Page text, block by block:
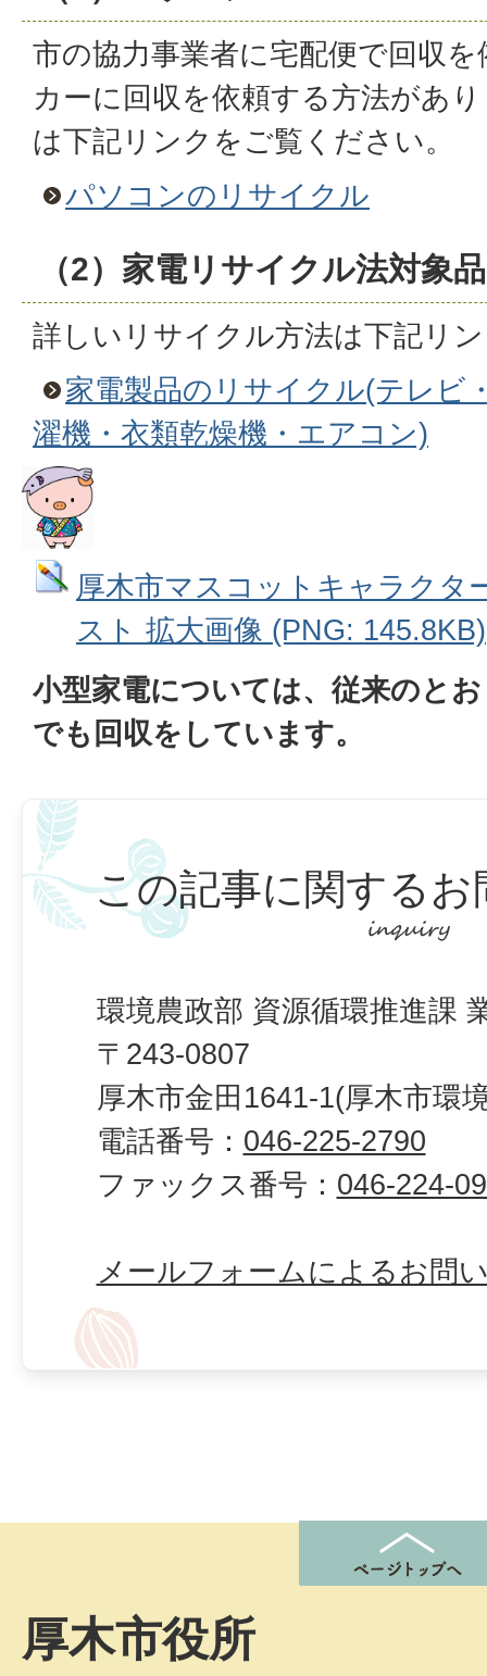
市の協力事業者に宅配便で回収
カーに回収を依頼する方法があ
は下記リンクをご覧ください。
パソコンのリサイクル
（2）家電リサイクル法対象品
詳しいリサイクル方法は下記リ
家電製品のリサイクル(テレビ
濯機・衣類乾燥機・エアコン)
厚木市マスコットキャラクタ
スト 拡大画像 (PNG: 145.8KB)
小型家電については、従来のと
でも回収をしています。
この記事に関するお
環境農政部 資源循環推進課
〒243-0807
厚木市金田1641-1(厚木市環
電話番号： 046-225-2790
ファックス番号： 046-224-
メールフォームによるお問
厚木市役所